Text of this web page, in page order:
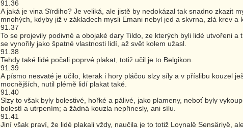
91.36
A jaká je vina Sïrdiho? Je veliká, ale jistě by nedokázal tak snadno zkazit
mnohých, kdyby již v základech mysli Emani nebyl jed a skvrna, zlá krev a
91.37
To se projevily podivné a obojaké dary Tildo, ze kterých byli lidé utvořeni a
se vynořily jako špatné vlastnosti lidí, až svět kolem užasl.
91.38
Tehdy také lidé počali poprvé plakat, totiž učil je to Belgikon.
91.39
A písmo nesvaté je učilo, kterak i hory pláčou slzy síly a v příslibu kouzel
mocnějších, nutil plémě lidí plakat také.
91.40
Slzy to však byly bolestivé, hořké a pálivé, jako plameny, neboť byly
bolestí a utrpením; a žádná kouzla nepřinesly, ani sílu.
91.41
Jiní však praví, že lidé plakali vždy, naučila je to totiž Loynalë Sensäriyë,